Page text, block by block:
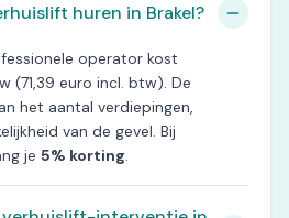
huren in Brakel?
operator kost
(71,39 euro incl. btw). De
het aantal verdiepingen,
van de gevel. Bij
je 5% korting.